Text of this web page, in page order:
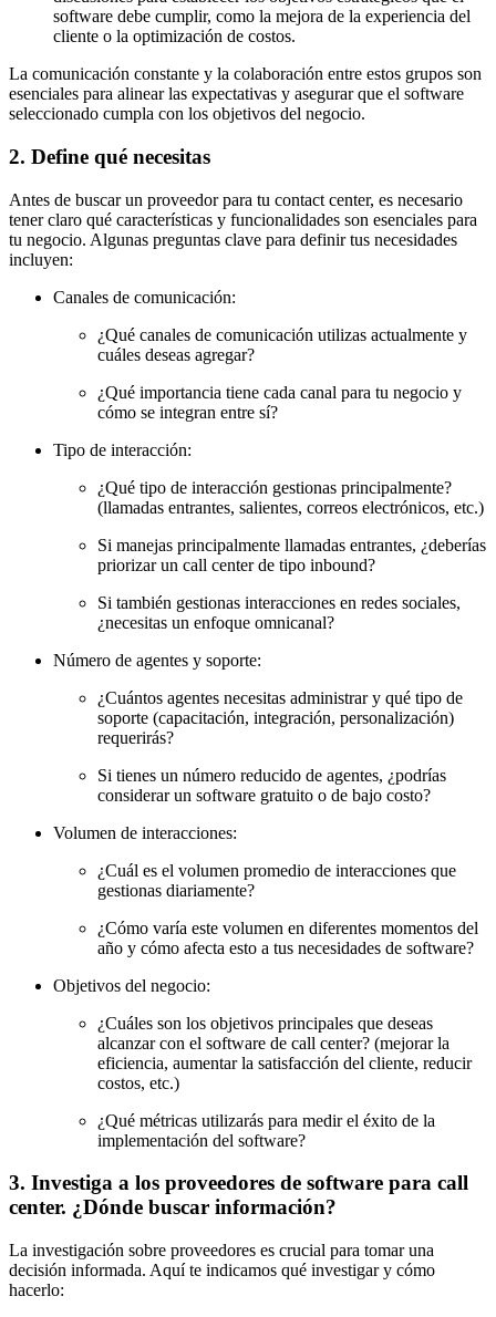
software debe cumplir, como la mejora de la experiencia del
cliente o la optimización de costos.
La comunicación constante y la colaboración entre estos grupos son
esenciales para alinear las expectativas y asegurar que el software
seleccionado cumpla con los objetivos del negocio.
2. Define qué necesitas
Antes de buscar un proveedor para tu contact center, es necesario
tener claro qué características y funcionalidades son esenciales para
tu negocio. Algunas preguntas clave para definir tus necesidades
incluyen:
Canales de comunicación:
¿Qué canales de comunicación utilizas actualmente y
cuáles deseas agregar?
¿Qué importancia tiene cada canal para tu negocio y
cómo se integran entre sí?
Tipo de interacción:
¿Qué tipo de interacción gestionas principalmente?
(llamadas entrantes, salientes, correos electrónicos, etc.)
Si manejas principalmente llamadas entrantes, ¿deberías
priorizar un call center de tipo inbound?
Si también gestionas interacciones en redes sociales,
¿necesitas un enfoque omnicanal?
Número de agentes y soporte:
¿Cuántos agentes necesitas administrar y qué tipo de
soporte (capacitación, integración, personalización)
requerirás?
Si tienes un número reducido de agentes, ¿podrías
considerar un software gratuito o de bajo costo?
Volumen de interacciones:
¿Cuál es el volumen promedio de interacciones que
gestionas diariamente?
¿Cómo varía este volumen en diferentes momentos del
año y cómo afecta esto a tus necesidades de software?
Objetivos del negocio:
¿Cuáles son los objetivos principales que deseas
alcanzar con el software de call center? (mejorar la
eficiencia, aumentar la satisfacción del cliente, reducir
costos, etc.)
¿Qué métricas utilizarás para medir el éxito de la
implementación del software?
3. Investiga a los proveedores de software para call
center. ¿Dónde buscar información?
La investigación sobre proveedores es crucial para tomar una
decisión informada. Aquí te indicamos qué investigar y cómo
hacerlo: